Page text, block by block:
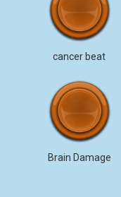
cancer beat
Brain Damage